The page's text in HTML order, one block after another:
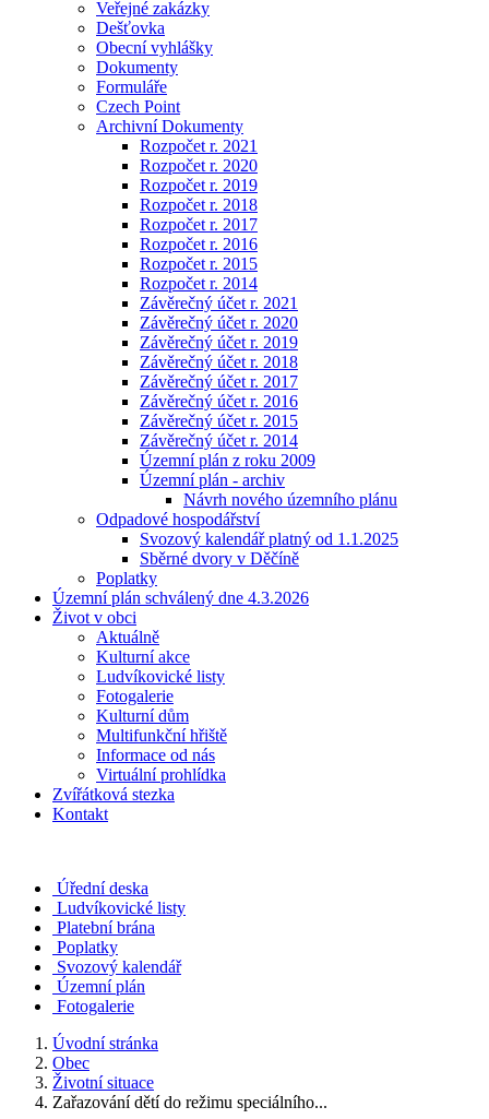
Veřejné zakázky
Dešťovka
Obecní vyhlášky
Dokumenty
Formuláře
Czech Point
Archivní Dokumenty
Rozpočet r. 2021
Rozpočet r. 2020
Rozpočet r. 2019
Rozpočet r. 2018
Rozpočet r. 2017
Rozpočet r. 2016
Rozpočet r. 2015
Rozpočet r. 2014
Závěrečný účet r. 2021
Závěrečný účet r. 2020
Závěrečný účet r. 2019
Závěrečný účet r. 2018
Závěrečný účet r. 2017
Závěrečný účet r. 2016
Závěrečný účet r. 2015
Závěrečný účet r. 2014
Územní plán z roku 2009
Územní plán - archiv
Návrh nového územního plánu
Odpadové hospodářství
Svozový kalendář platný od 1.1.2025
Sběrné dvory v Děčíně
Poplatky
Územní plán schválený dne 4.3.2026
Život v obci
Aktuálně
Kulturní akce
Ludvíkovické listy
Fotogalerie
Kulturní dům
Multifunkční hřiště
Informace od nás
Virtuální prohlídka
Zvířátková stezka
Kontakt
Úřední deska
Ludvíkovické listy
Platební brána
Poplatky
Svozový kalendář
Územní plán
Fotogalerie
Úvodní stránka
Obec
Životní situace
Zařazování dětí do režimu speciálního...